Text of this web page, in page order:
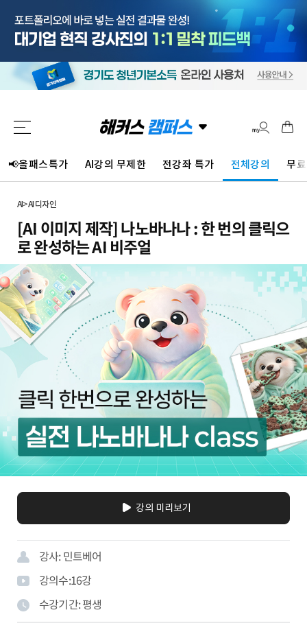
📢올패스특가 AI강의 무제한 전강좌 특가 전체강의 무
AI>AI 디자인
[AI 이미지 제작] 나노바나나 : 한 번의 클릭으
로 완성하는 AI 비주얼
강의 미리보기
강사: 민트베어
강의수:16강
수강기간:평생